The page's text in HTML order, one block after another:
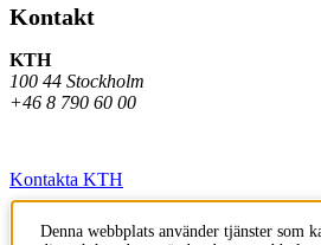
Kontakt
KTH
100 44 Stockholm
+46 8 790 60 00
Kontakta KTH
Jobba på KTH
Denna webbplats använder tjänster som